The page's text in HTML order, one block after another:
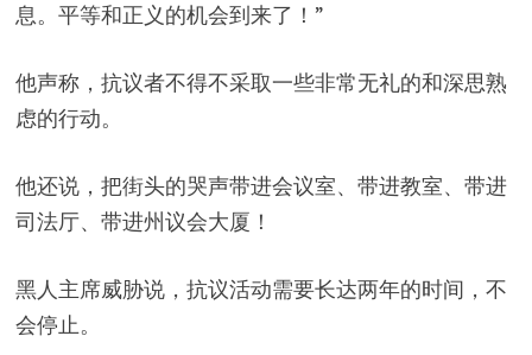
息。平等和正义的机会到来了！”
他声称，抗议者不得不采取一些非常无礼的和深思熟
虑的行动。
他还说，把街头的哭声带进会议室、带进教室、带进
司法厅、带进州议会大厦！
黑人主席威胁说，抗议活动需要长达两年的时间，不
会停止。